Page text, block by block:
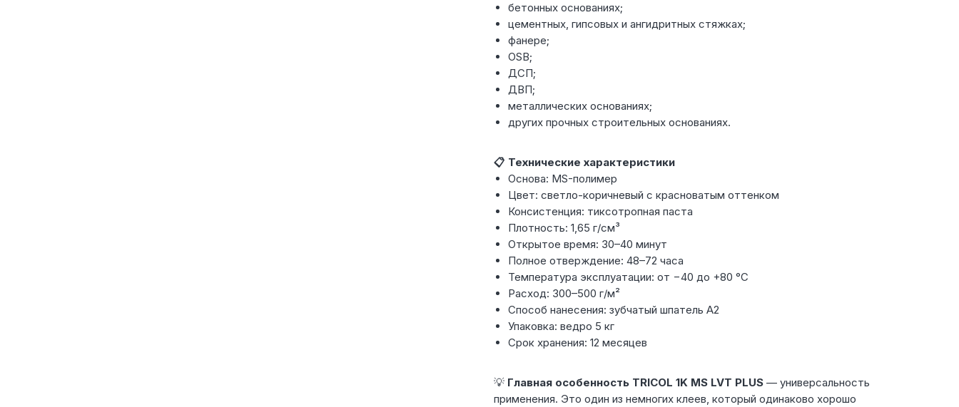
бетонных основаниях;
цементных, гипсовых и ангидритных стяжках;
фанере;
OSB;
ДСП;
ДВП;
металлических основаниях;
других прочных строительных основаниях.
📋 Технические характеристики
Основа: MS-полимер
Цвет: светло-коричневый с красноватым оттенком
Консистенция: тиксотропная паста
Плотность: 1,65 г/см³
Открытое время: 30–40 минут
Полное отверждение: 48–72 часа
Температура эксплуатации: от −40 до +80 °С
Расход: 300–500 г/м²
Способ нанесения: зубчатый шпатель А2
Упаковка: ведро 5 кг
Срок хранения: 12 месяцев
💡 Главная особенность TRICOL 1K MS LVT PLUS — универсальность
применения. Это один из немногих клеев, который одинаково хорошо